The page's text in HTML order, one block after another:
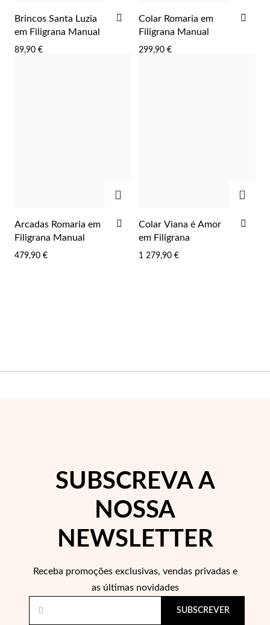
Brincos Santa Luzia
em Filigrana Manual
89,90 €
ADICIONAR
AOS
Colar Romaria em
Filigrana Manual
299,90 €
Arcadas Romaria em
Filigrana Manual
479,90 €
ADICIONAR
AOS
Colar Viana é Amor
em Filigrana
1 279,90 €
SUBSCREVA A
NOSSA
NEWSLETTER
Receba promoções exclusivas, vendas privadas e
as últimas novidades
SUBSCREVER